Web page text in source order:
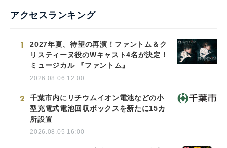
アクセスランキング
1
2027年夏、待望の再演！ファントム＆ク
リスティーヌ役のWキャスト4名が決定！
ミュージカル 『ファントム』
2026.08.06 12:00
2
千葉市内にリチウムイオン電池などの小
型充電式電池回収ボックスを新たに15カ
所設置
2026.08.05 16:00